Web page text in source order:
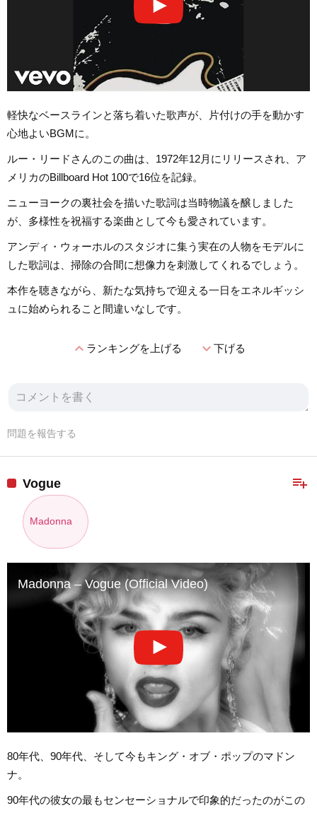
軽快なベースラインと落ち着いた歌声が、片付けの手を動かす
心地よいBGMに。
ルー・リードさんのこの曲は、1972年12月にリリースされ、ア
メリカのBillboard Hot 100で16位を記録。
ニューヨークの裏社会を描いた歌詞は当時物議を醸しました
が、多様性を祝福する楽曲として今も愛されています。
アンディ・ウォーホルのスタジオに集う実在の人物をモデルに
した歌詞は、掃除の合間に想像力を刺激してくれるでしょう。
本作を聴きながら、新たな気持ちで迎える一日をエネルギッシ
ュに始められること間違いなしです。
expand_lessランキングを上げる expand_more下げる
問題を報告する
playlist_add
Vogue
Madonna
Madonna – Vogue (Official Video)
80年代、90年代、そして今もキング・オブ・ポップのマドン
ナ。
90年代の彼女の最もセンセーショナルで印象的だったのがこの